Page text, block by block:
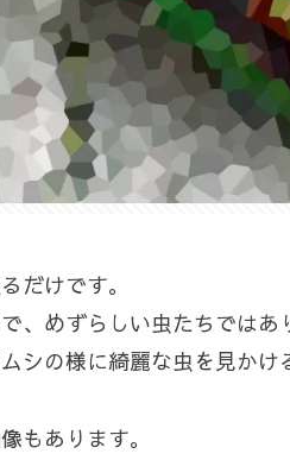
だけです。
、めずらしい虫たちではあ
シの様に綺麗な虫を見かけ
もあります。